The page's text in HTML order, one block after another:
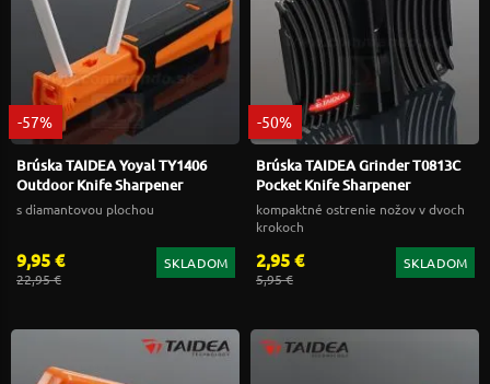
-57%
Brúska TAIDEA Yoyal TY1406
Outdoor Knife Sharpener
s diamantovou plochou
9,95 €
22,95 €
SKLADOM
-50%
Brúska TAIDEA Grinder T0813C
Pocket Knife Sharpener
kompaktné ostrenie nožov v dvoch
krokoch
2,95 €
5,95 €
SKLADOM